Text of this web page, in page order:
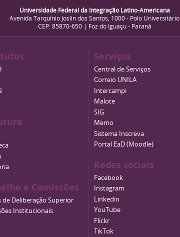
Universidade Federal da Integração Latino-Americana
Avenida Tarquínio Joslin dos Santos, 1000 - Polo Universitário
CEP: 85870-650 | Foz do Iguaçu - Paraná
e Comissões
de Deliberação Superior
Institucionais
Serviços
Central de Serviços
Correio UNILA
Intercampi
Malote
SIG
Memo
Sistema Inscreva
Portal EaD (Moodle)
Redes sociais
Facebook
Instagram
Linkedin
YouTube
Flickr
TikTok